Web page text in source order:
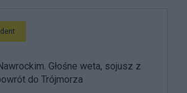
Głośne weta, sojusz z
do Trójmorza